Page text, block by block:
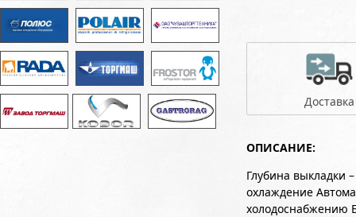
Доставка
ОПИСАНИЕ:
Глубина выкладки
охлаждение
холодоснабжению